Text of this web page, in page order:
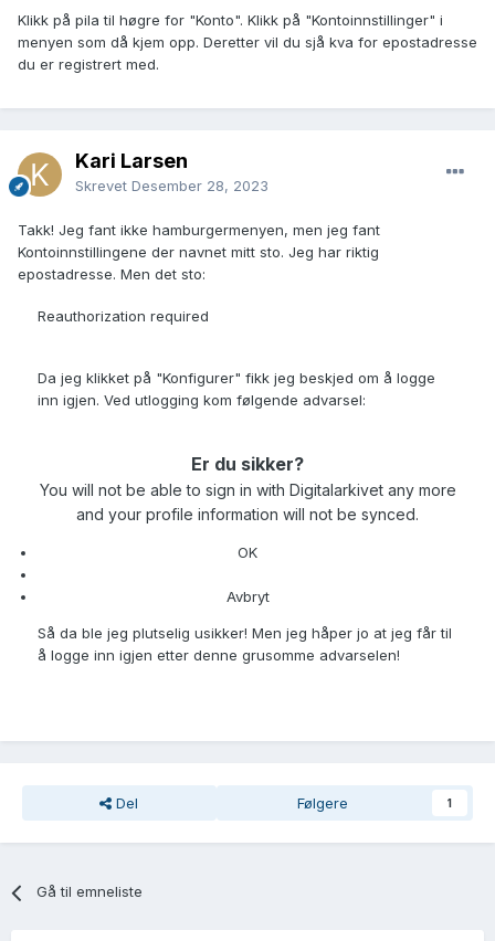
Klikk på pila til høgre for "Konto". Klikk på "Kontoinnstillinger" i
menyen som då kjem opp. Deretter vil du sjå kva for epostadresse
du er registrert med.
Kari Larsen
Skrevet Desember 28, 2023
Takk! Jeg fant ikke hamburgermenyen, men jeg fant
Kontoinnstillingene der navnet mitt sto. Jeg har riktig
epostadresse. Men det sto:
Reauthorization required
Da jeg klikket på "Konfigurer" fikk jeg beskjed om å logge
inn igjen. Ved utlogging kom følgende advarsel:
Er du sikker?
You will not be able to sign in with Digitalarkivet any more
and your profile information will not be synced.
OK
Avbryt
Så da ble jeg plutselig usikker! Men jeg håper jo at jeg får til
å logge inn igjen etter denne grusomme advarselen!
Del Følgere 1
Gå til emneliste